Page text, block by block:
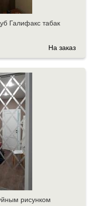
Галифакс табак
На заказ
рисунком